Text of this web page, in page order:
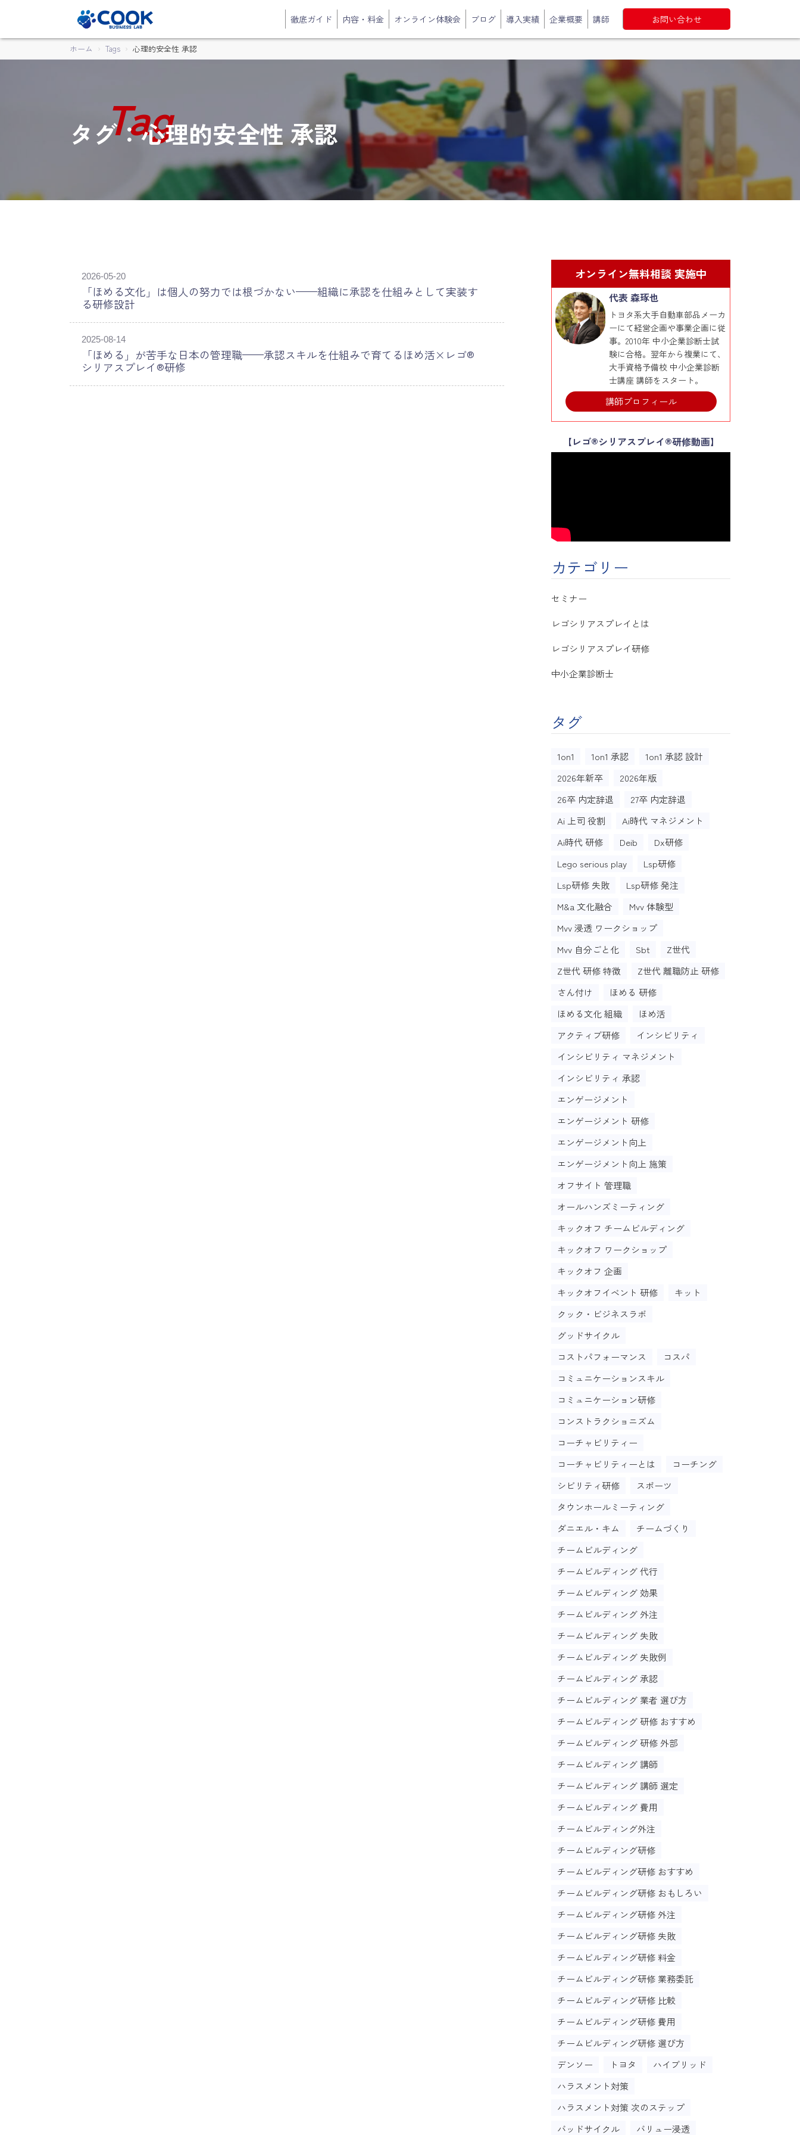
徹底ガイド 内容・料金 オンライン体験会 ブログ 導入実績 企業概要 講師 お問い合わせ
ホーム Tags 心理的安全性 承認
タグ：心理的安全性 承認
2026-05-20
「ほめる文化」は個人の努力では根づかない——組織に承認を仕組みとして実装す
る研修設計
2025-08-14
「ほめる」が苦手な日本の管理職——承認スキルを仕組みで育てるほめ活×レゴ®
シリアスプレイ®研修
オンライン無料相談 実施中
代表 森琢也
トヨタ系大手自動車部品メーカ
ーにて経営企画や事業企画に従
事。2010年 中小企業診断士試
験に合格。翌年から複業にて、
大手資格予備校 中小企業診断
士講座 講師をスタート。
講師プロフィール
【レゴ®シリアスプレイ®研修動画】
カテゴリー
セミナー
レゴシリアスプレイとは
レゴシリアスプレイ研修
中小企業診断士
タグ
1on1 1on1 承認
1on1 承認 設計
2026年新卒
2026年版
26卒 内定辞退
27卒 内定辞退
Ai 上司 役割
Ai時代 マネジメント
Ai時代 研修
Deib
Dx研修
Lego serious play
Lsp研修
Lsp研修 失敗
Lsp研修 発注
M&a 文化融合
Mvv 体験型
Mvv 浸透 ワークショップ
Mvv 自分ごと化
Sbt
Z世代
Z世代 研修 特徴
Z世代 離職防止 研修
さん付け
ほめる 研修
ほめる文化 組織
ほめ活
アクティブ研修
インシビリティ
インシビリティ マネジメント
インシビリティ 承認
エンゲージメント
エンゲージメント 研修
エンゲージメント向上
エンゲージメント向上 施策
オフサイト 管理職
オールハンズミーティング
キックオフ チームビルディング
キックオフ ワークショップ
キックオフ 企画
キックオフイベント 研修
キット
クック・ビジネスラボ
グッドサイクル
コストパフォーマンス
コスパ
コミュニケーションスキル
コミュニケーション研修
コンストラクショニズム
コーチャビリティー
コーチャビリティーとは
コーチング
シビリティ研修
スポーツ
タウンホールミーティング
ダニエル・キム
チームづくり
チームビルディング
チームビルディング 代行
チームビルディング 効果
チームビルディング 外注
チームビルディング 失敗
チームビルディング 失敗例
チームビルディング 承認
チームビルディング 業者 選び方
チームビルディング 研修 おすすめ
チームビルディング 研修 外部
チームビルディング 講師
チームビルディング 講師 選定
チームビルディング 費用
チームビルディング外注
チームビルディング研修
チームビルディング研修 おすすめ
チームビルディング研修 おもしろい
チームビルディング研修 外注
チームビルディング研修 失敗
チームビルディング研修 料金
チームビルディング研修 業務委託
チームビルディング研修 比較
チームビルディング研修 費用
チームビルディング研修 選び方
デンソー
トヨタ
ハイブリッド
ハラスメント対策
ハラスメント対策 次のステップ
バッドサイクル
バリュー浸透